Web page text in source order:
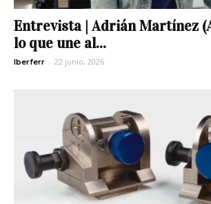
Entrevista | Adrián Martínez
lo que une al...
Iberferr - 22 junio, 2026